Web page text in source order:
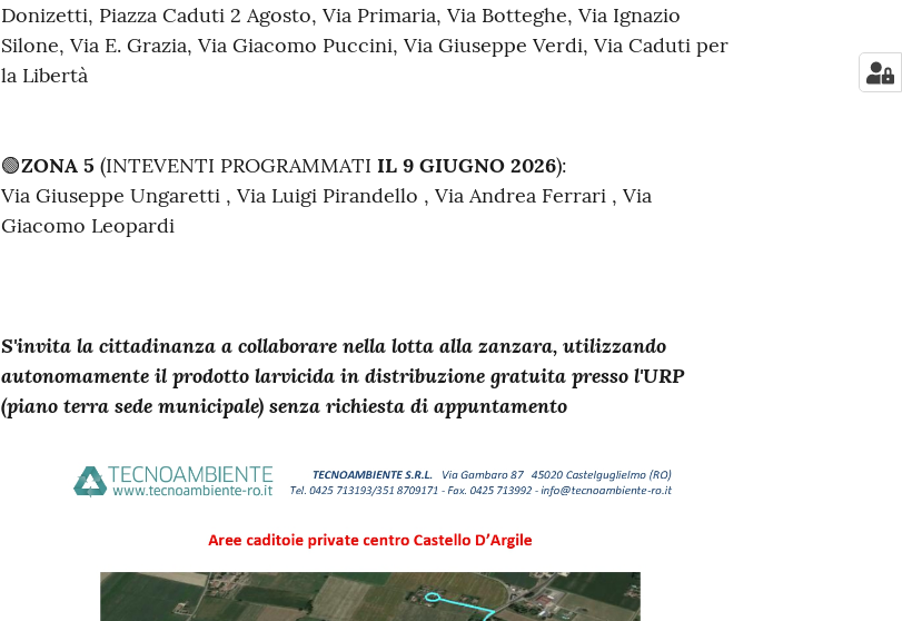
Donizetti, Piazza Caduti 2 Agosto, Via Primaria, Via Botteghe, Via Ignazio
Silone, Via E. Grazia, Via Giacomo Puccini, Via Giuseppe Verdi, Via Caduti per
la Libertà
🟢ZONA 5 (INTEVENTI PROGRAMMATI IL 9 GIUGNO 2026):
Via Giuseppe Ungaretti , Via Luigi Pirandello , Via Andrea Ferrari , Via
Giacomo Leopardi
S'invita la cittadinanza a collaborare nella lotta alla zanzara, utilizzando
autonomamente il prodotto larvicida in distribuzione gratuita presso l'URP
(piano terra sede municipale) senza richiesta di appuntamento